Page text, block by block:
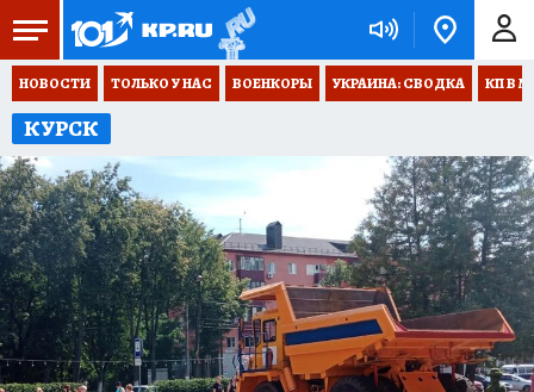
НОВОСТИ ТОЛЬКО У НАС ВОЕНКОРЫ УКРАИНА: СВОДКА КП В
КУРСК